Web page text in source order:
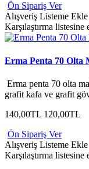
Ön Sipariş Ver
Alışveriş Listeme Ekle
Karşılaştırma listesine
Erma Penta 70 Olta
Erma penta 70 olta
grafit kafa ve grafit
140,00TL 120,00TL
Ön Sipariş Ver
Alışveriş Listeme Ekle
Karşılaştırma listesine